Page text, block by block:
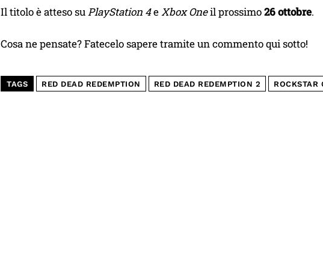
Il titolo è atteso suPlayStation 4eXbox Oneil prossimo26 ottobre.
Cosa ne pensate? Fatecelo sapere tramite un commento qui sotto!
TAGS RED DEAD REDEMPTION RED DEAD REDEMPTION 2 ROCKSTAR